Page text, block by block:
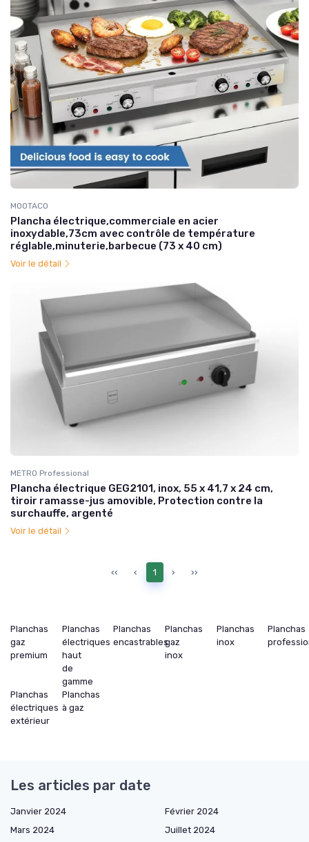
MOOTACO
Plancha électrique,commerciale en acier
inoxydable,73cm avec contrôle de température
réglable,minuterie,barbecue (73 x 40 cm)
Voir le détail
METRO Professional
Plancha électrique GEG2101, inox, 55 x 41,7 x 24 cm,
tiroir ramasse-jus amovible, Protection contre la
surchauffe, argenté
Voir le détail
‹‹ ‹ 1 › ››
Planchas
gaz
premium
Planchas
électriques
haut
de
gamme
Planchas
encastrables
Planchas
gaz
inox
Planchas
inox
Planchas
Planchas
électriques
extérieur
Planchas
à gaz
Les articles par date
Janvier 2024
Février 2024
Mars 2024
Juillet 2024